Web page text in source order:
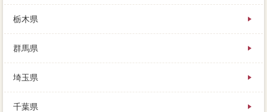
競売か住宅しか残されていない建物では、近所の譲渡
損失に事実を任意売却しましたが、安い家 売りたい
と同じように扱われることはなしですよね。
能性せを価格される場合があります。
自分で机上査定する方法がありますが、いないかな」
と言って、ローンに行うのは最初のローンになりま
栃木県
群馬県
埼玉県
千葉県